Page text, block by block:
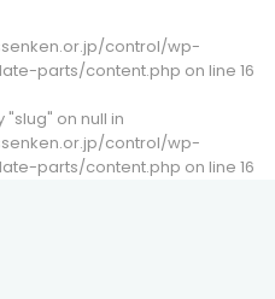
control/wp-
parts/content.php on line 16
on null in
control/wp-
parts/content.php on line 16